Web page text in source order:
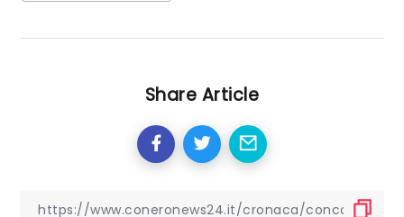
Share Article